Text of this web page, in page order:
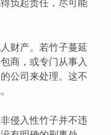
负起责任，尽可能
财产。若竹子蔓延
商，或专门从事入
公司来处理。这不
侵入性竹子并不违